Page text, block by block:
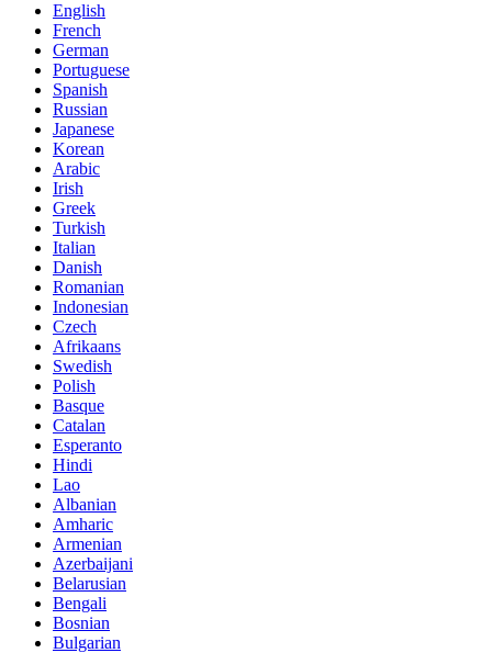
English
French
German
Portuguese
Spanish
Russian
Japanese
Korean
Arabic
Irish
Greek
Turkish
Italian
Danish
Romanian
Indonesian
Czech
Afrikaans
Swedish
Polish
Basque
Catalan
Esperanto
Hindi
Lao
Albanian
Amharic
Armenian
Azerbaijani
Belarusian
Bengali
Bosnian
Bulgarian